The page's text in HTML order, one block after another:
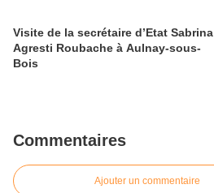
Visite de la secrétaire d’Etat Sabrina
Agresti Roubache à Aulnay-sous-
Bois
Commentaires
Ajouter un commentaire